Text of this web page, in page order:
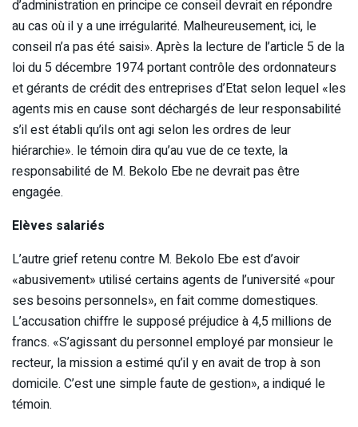
d’administration en principe ce conseil devrait en répondre
au cas où il y a une irrégularité. Malheureusement, ici, le
conseil n’a pas été saisi». Après la lecture de l’article 5 de la
loi du 5 décembre 1974 portant contrôle des ordonnateurs
et gérants de crédit des entreprises d’Etat selon lequel «les
agents mis en cause sont déchargés de leur responsabilité
s’il est établi qu’ils ont agi selon les ordres de leur
hiérarchie». le témoin dira qu’au vue de ce texte, la
responsabilité de M. Bekolo Ebe ne devrait pas être
engagée.
Elèves salariés
L’autre grief retenu contre M. Bekolo Ebe est d’avoir
«abusivement» utilisé certains agents de l’université «pour
ses besoins personnels», en fait comme domestiques.
L’accusation chiffre le supposé préjudice à 4,5 millions de
francs. «S’agissant du personnel employé par monsieur le
recteur, la mission a estimé qu’il y en avait de trop à son
domicile. C’est une simple faute de gestion», a indiqué le
témoin.